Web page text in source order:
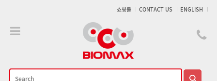
쇼핑몰 CONTACT US ENGLISH